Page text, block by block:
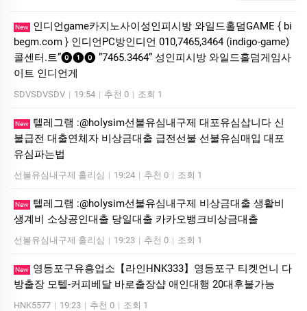
New
인디언game카­지노사이성인피시방 와일드홀덤GAME { bi
begm.com } 인디언PC방인디언 010,7465,3464 (indigo-game)
콜센터.트”⓿❶⓿ ”7465.3464” 성인피시방 와일드홀덤게임사
이트 인디언게
SDVSDVSDV | 19:54 | 추천 0 | 조회 1
New
텔레그램 :@holysim선불유심내구제 대포유심삽니다 신
불급전 대출연체자 비상금대출 급전선불 선불유심매입 대포
유심파는법
선불유심내구제 홀리심 | 19:24 | 추천 0 | 조회 1
New
텔레그램 :@holysim선불유심내구제 비상금대출 생활비
생계비 소상공인대출 당일대출 카카오뱅크비상금대출
선불유심내구제 홀리심 | 19:23 | 추천 0 | 조회 1
New
영등포구유흥업소【라인HNK333】영등포구 티켓언니 다
방출장 모텔-커피베달 바로출장샵 애인대행 20대후불가능
HNK5577 | 19:23 | 추천 0 | 조회 1